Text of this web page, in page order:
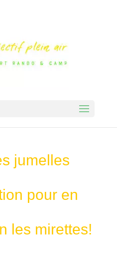
jumelles
pour en
les mirettes!